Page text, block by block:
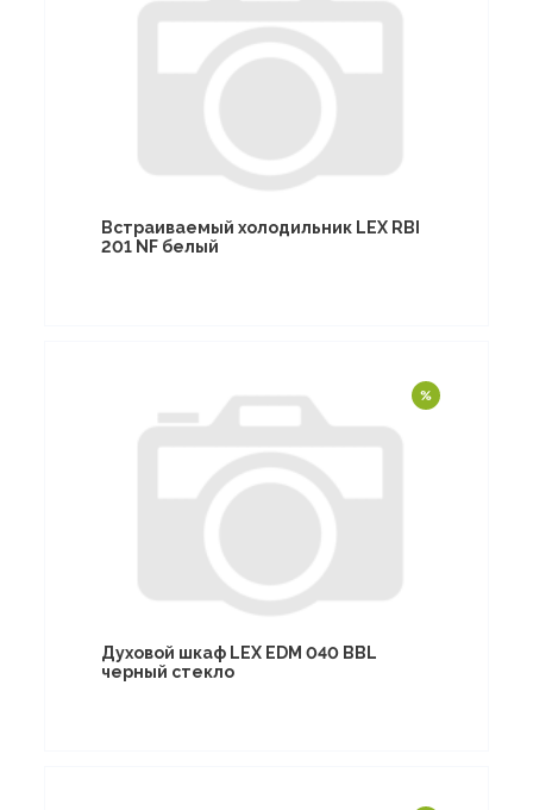
Встраиваемый холодильник LEX RBI
201 NF белый
Духовой шкаф LEX EDM 040 BBL
черный стекло